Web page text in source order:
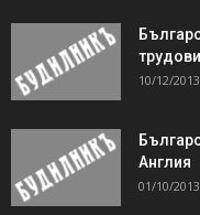
10/12/2013
Англия
01/10/2013